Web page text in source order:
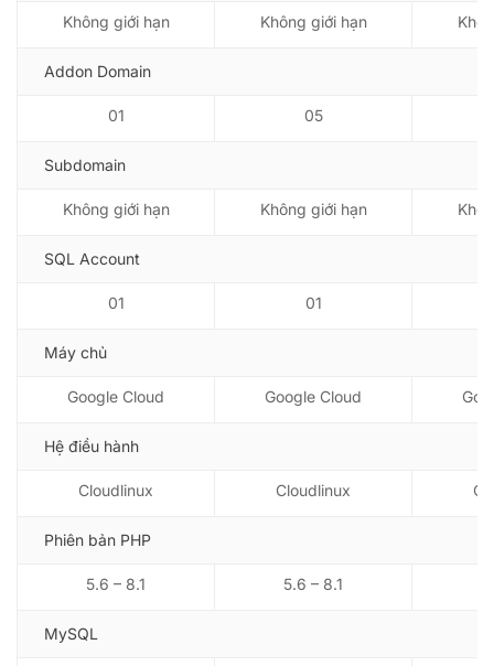
Không giới hạn Không giới hạn
Addon Domain
01 05
Subdomain
Không giới hạn Không giới hạn
SQL Account
01 01
Máy chủ
Google Cloud Google Cloud
Hệ điều hành
Cloudlinux Cloudlinux
Phiên bản PHP
5.6 – 8.1 5.6 – 8.1
MySQL